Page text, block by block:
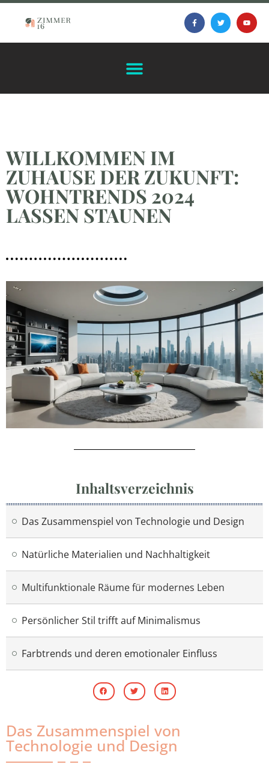
WILLKOMMEN IM
ZUHAUSE DER ZUKUNFT:
WOHNTRENDS 2024
LASSEN STAUNEN
Inhaltsverzeichnis
Das Zusammenspiel von Technologie und Design
Natürliche Materialien und Nachhaltigkeit
Multifunktionale Räume für modernes Leben
Persönlicher Stil trifft auf Minimalismus
Farbtrends und deren emotionaler Einfluss
Das Zusammenspiel von
Technologie und Design